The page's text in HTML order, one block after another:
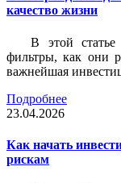
качество жизни
В этой
фильтры, как они
важнейшая
Подробнее
23.04.2026
Как начать
рискам